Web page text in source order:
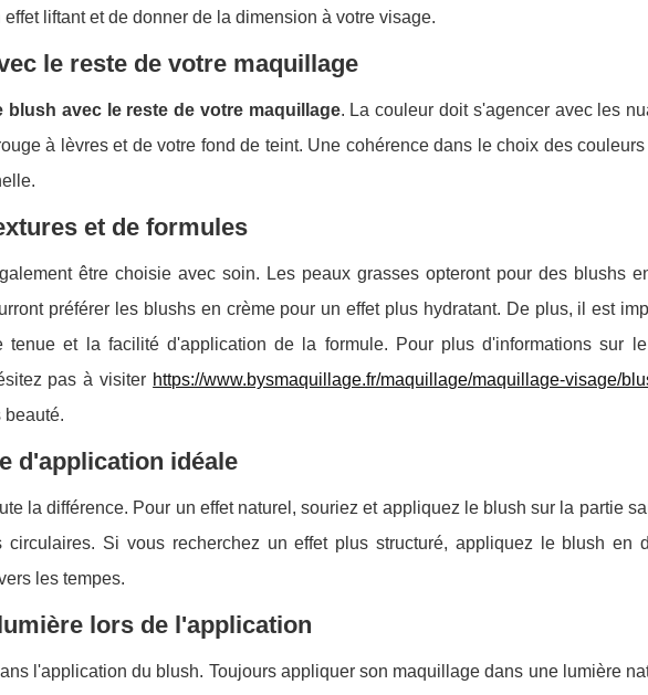
liftant et de donner de la dimension à votre visage.
le reste de votre maquillage
blush avec le reste de votre maquillage. La couleur doit s'agencer avec les
à lèvres et de votre fond de teint. Une cohérence dans le choix des
et de formules
être choisie avec soin. Les peaux grasses opteront pour des blushs
préférer les blushs en crème pour un effet plus hydratant. De plus, il est
tenue et la facilité d'application de la formule. Pour plus d'informations sur
pas à visiter https://www.bysmaquillage.fr/maquillage/maquillage-visage/
beauté.
d'application idéale
la différence. Pour un effet naturel, souriez et appliquez le blush sur la partie
circulaires. Si vous recherchez un effet plus structuré, appliquez le blush en
les tempes.
lors de l'application
l'application du blush. Toujours appliquer son maquillage dans une lumière